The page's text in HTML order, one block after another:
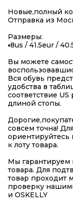
Новые,полный
Отправка из
Размеры:
▪️8us / 41.5eur /
Вы можете
Вся обувь
удобства в
соответствие
длиной стопы.
совсем точна!
ориентируйтесь
к лоту товара.
Мы гарантируем
товара. Для
товар проходит
проверку
и OSKELLY